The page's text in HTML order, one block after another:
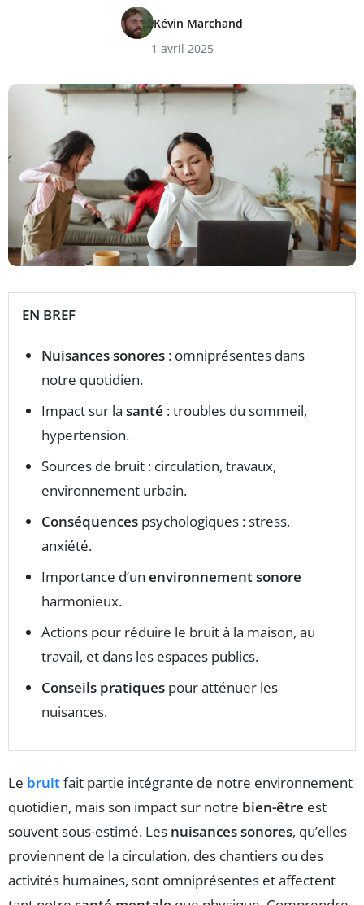
Kévin Marchand
1 avril 2025
EN BREF
Nuisances sonores : omniprésentes dans
notre quotidien.
Impact sur la santé : troubles du sommeil,
hypertension.
Sources de bruit : circulation, travaux,
environnement urbain.
Conséquences psychologiques : stress,
anxiété.
Importance d’un environnement sonore
harmonieux.
Actions pour réduire le bruit à la maison, au
travail, et dans les espaces publics.
Conseils pratiques pour atténuer les
nuisances.
Le bruitfait partie intégrante de notre environnement
quotidien, mais son impact sur notre bien-être est
souvent sous-estimé. Les nuisances sonores, qu’elles
proviennent de la circulation, des chantiers ou des
activités humaines, sont omniprésentes et affectent